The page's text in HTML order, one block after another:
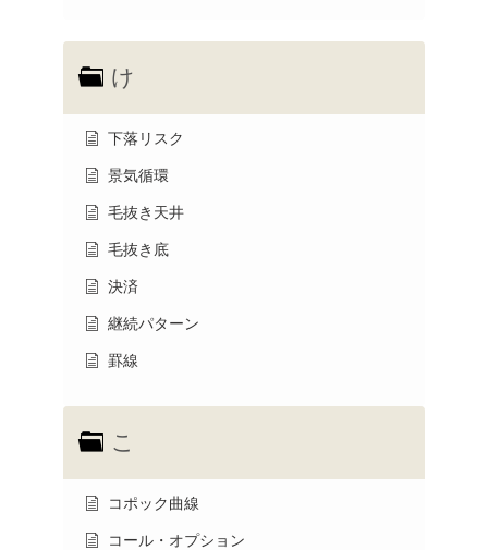
け
下落リスク
景気循環
毛抜き天井
毛抜き底
決済
継続パターン
罫線
こ
コポック曲線
コール・オプション